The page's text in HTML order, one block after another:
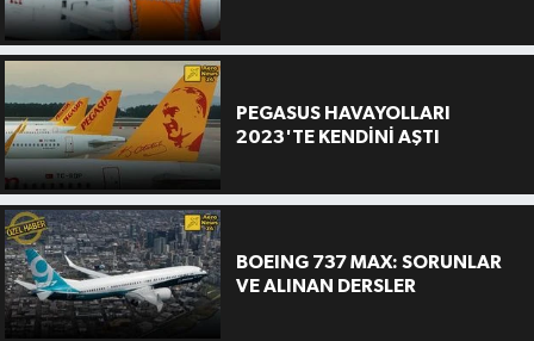
PEGASUS HAVAYOLLARI
2023'TE KENDİNİ AŞTI
BOEING 737 MAX: SORUNLAR
VE ALINAN DERSLER